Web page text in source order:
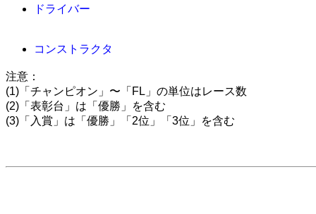
ドライバー
コンストラクタ
注意：
(1)「チャンピオン」〜「FL」の単位はレース数
(2)「表彰台」は「優勝」を含む
(3)「入賞」は「優勝」「2位」「3位」を含む